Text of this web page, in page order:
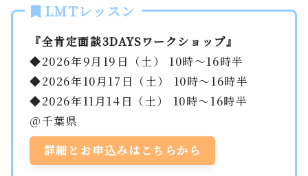
LMTレッスン
『全肯定面談3DAYSワークショップ』
◆2026年9月19日（土） 10時～16時半
◆2026年10月17日（土） 10時～16時半
◆2026年11月14日（土） 10時～16時半
＠千葉県
詳細とお申込みはこちらから